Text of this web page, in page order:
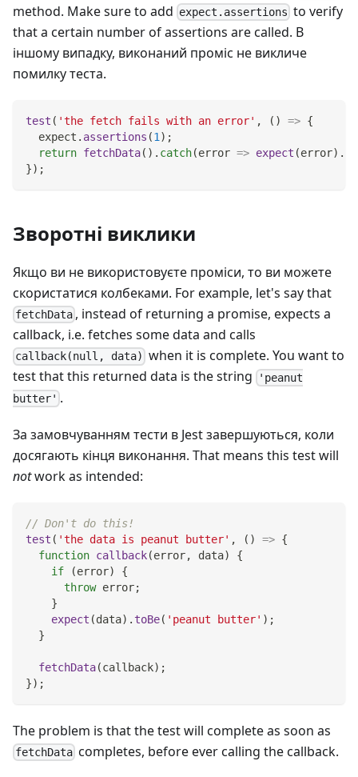
method. Make sure to add expect.assertions to verify
that a certain number of assertions are called. В
іншому випадку, виконаний проміс не викличе
помилку теста.
test ( 'the fetch fails with an error' , ( ) => {
  expect
. assertions (1 ) ;
return fetchData( ) . catch(error => expect (error) .
}) ;
Зворотні виклики
Якщо ви не використовуєте проміси, то ви можете
скористатися колбеками. For example, let's say that
fetchData , instead of returning a promise, expects a
callback, i.e. fetches some data and calls
callback(null, data) when it is complete. You want to
test that this returned data is the string
'peanut
butter' .
За замовчуванням тести в Jest завершуються, коли
досягають кінця виконання. That means this test will
notwork as intended:
// Don't do this!
test ( 'the data is peanut butter' , ( ) => {
function callback(error, data)
{
if
(error)
{
throw error;
}
expect (data) . toBe( 'peanut butter' ) ;
}
fetchData(callback) ;
}) ;
The problem is that the test will complete as soon as
fetchData completes, before ever calling the callback.